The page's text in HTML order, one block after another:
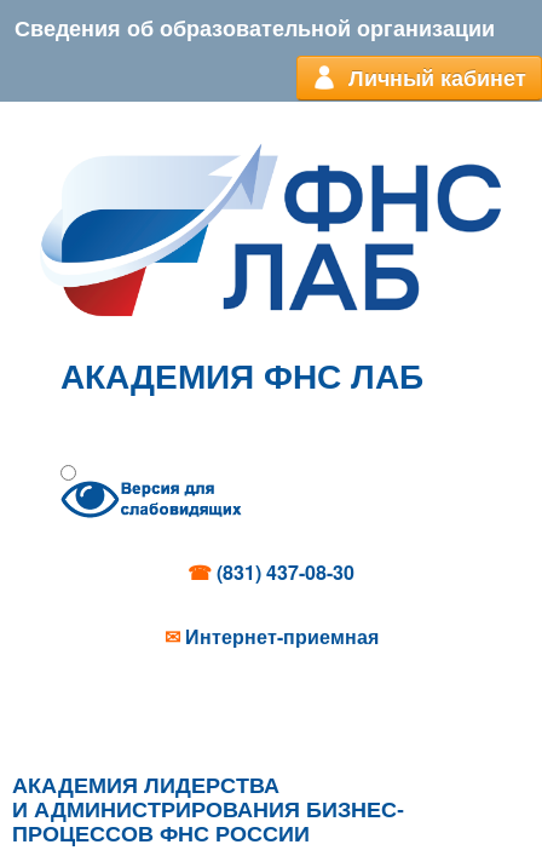
Сведения об образовательной организации
Личный кабинет
АКАДЕМИЯ ФНС ЛАБ
☎(831) 437-08-30
✉ Интернет-приемная
АКАДЕМИЯ ЛИДЕРСТВА
И АДМИНИСТРИРОВАНИЯ БИЗНЕС-
ПРОЦЕССОВ ФНС РОССИИ